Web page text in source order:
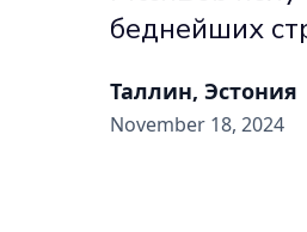
беднейших
Таллин, Эстония
November 18, 2024